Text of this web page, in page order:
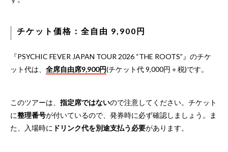
チケット価格：全自由 9,900円
『PSYCHIC FEVER JAPAN TOUR 2026 “THE ROOTS”』のチケ
ット代は、 全席自由席9,900円(チケット代 9,000円＋税)です。
このツアーは、 指定席ではないので注意してください。チケット
に整理番号が付いているので、発券時に必ず確認しましょう。ま
た、入場時に ドリンク代を別途支払う必要があります。